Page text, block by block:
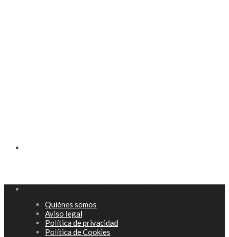
Quiénes somos
Aviso legal
Política de privacidad
Política de Cookies